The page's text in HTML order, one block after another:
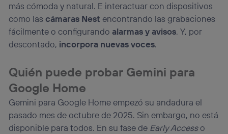
más cómoda y natural. E interactuar con dispositivos
como lascámaras Nestencontrando las grabaciones
fácilmente o configurando alarmas y avisos. Y, por
descontado, incorpora nuevas voces.
Quién puede probar Gemini para
Google Home
Gemini para Google Home empezó su andadura el
pasado mes de octubre de 2025. Sin embargo, no está
disponible para todos. En su fase de Early Accesso